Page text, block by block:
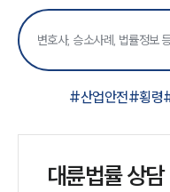
#산업안전#횡령
대륜법률 상담